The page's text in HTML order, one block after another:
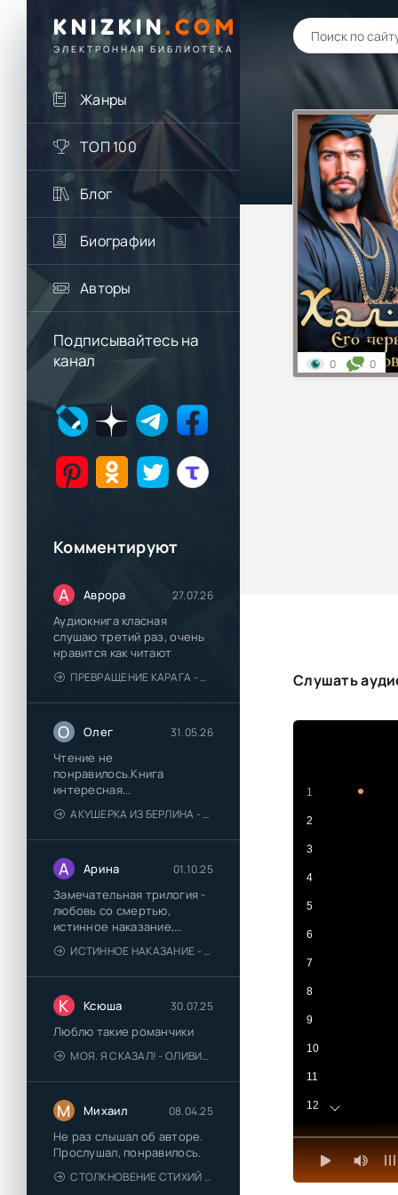
KNIZKIN. COM
ЭЛЕКТРОННАЯ БИБЛИОТЕКА
Жанры
ТОП 100
Блог
Биографии
Авторы
Подписывайтесь на
канал
Комментируют
А Аврора 27.07.26
Аудиокнига класная
слушаю третий раз, очень
нравится как читают
ПРЕВРАЩЕНИЕ КАРАГА - КАТЯ БРАНДИС
О Олег 31.05.26
Чтение не
понравилось.Книга
интересная...
АКУШЕРКА ИЗ БЕРЛИНА - АННА СТЮАРТ
А Арина 01.10.25
Замечательная трилогия -
любовь со смертью,
истинное наказание,
любимая для монстра -
понравились
ИСТИННОЕ НАКАЗАНИЕ - ОЛЬГА ГУСЕЙНОВА
К Ксюша 30.07.25
Люблю такие романчики
МОЯ. Я СКАЗАЛ! - ОЛИВИЯ ЛЕЙК
М Михаил 08.04.25
Не раз слышал об авторе.
Прослушал, понравилось.
СТОЛКНОВЕНИЕ СТИХИЙ - ВАЛЕРИЙ ГУМИНСКИЙ
0 0
Слушать
1
2
3
4
5
6
7
8
9
10
11
12
13